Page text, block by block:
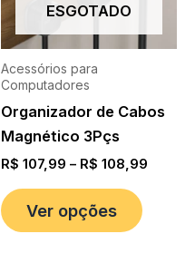
ESGOTADO
Acessórios para
Computadores
Organizador de Cabos
Magnético 3Pçs
R$ 107,99 – R$ 108,99
Ver opções